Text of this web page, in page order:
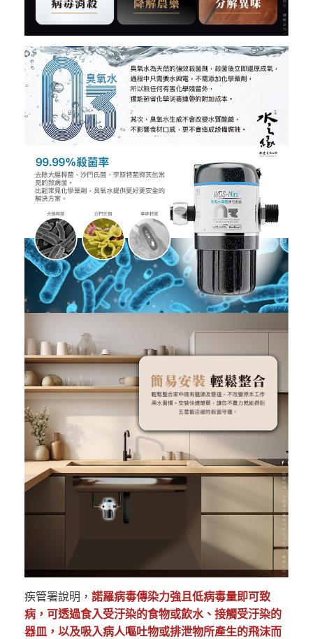
疾管署說明， 諾羅病毒傳染力強且低病毒量即可致
病，可透過食入受汙染的食物或飲水、接觸受汙染的
器皿，以及吸入病人嘔吐物或排泄物所產生的飛沫而